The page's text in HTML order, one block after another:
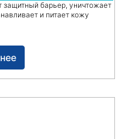
защитный барьер, уничтожает
и питает кожу